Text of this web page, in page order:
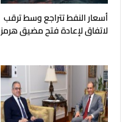
أسعار النفط تتراجع وسط ترقب
لاتفاق لإعادة فتح مضيق هرمز